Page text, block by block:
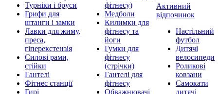
Турніки і бруси
Грифи для
штанги і замки
Лавки для жиму,
преса,
гіперекстензія
Силові рами,
стійки
Гантелі
Фітнес станції
Гирі
фітнесу)
Медболи
Килимки для
фітнесу та
йоги
Гумки для
фітнесу
(стрічки)
Гантелі для
фітнесу
Обважнювачі
Активний
відпочинок
Настільний
футбол
Дитячі
велосипеди
Роликові
ковзани
Самокати
дитячі